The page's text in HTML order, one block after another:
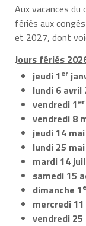
Aux vacances du
fériés aux
et 2027, dont
Jours fériés
jeudi 1er
lundi 6 avril
vendredi 1er
vendredi 8
jeudi 14
lundi 25
mardi 14
samedi 15
dimanche 1
mercredi
vendredi